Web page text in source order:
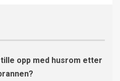
opp med husrom etter